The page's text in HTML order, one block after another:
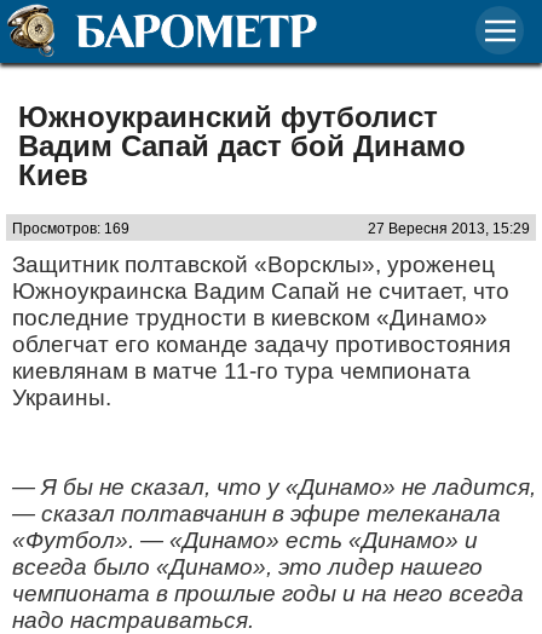
Южноукраинский футболист
Вадим Сапай даст бой Динамо
Киев
Просмотров: 169 27 Вересня 2013, 15:29
Защитник полтавской «Ворсклы», уроженец
Южноукраинска Вадим Сапай не считает, что
последние трудности в киевском «Динамо»
облегчат его команде задачу противостояния
киевлянам в матче 11-го тура чемпионата
Украины.
— Я бы не сказал, что у «Динамо» не ладится,
— сказал полтавчанин в эфире телеканала
«Футбол». — «Динамо» есть «Динамо» и
всегда было «Динамо», это лидер нашего
чемпионата в прошлые годы и на него всегда
надо настраиваться.